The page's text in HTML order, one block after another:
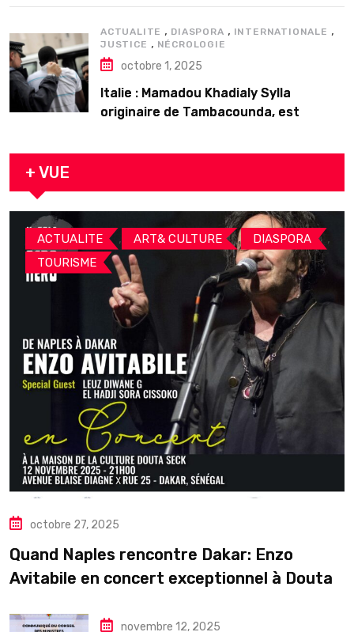
ACTUALITE , DIASPORA , INTERNATIONALE ,
JUSTICE , NÉCROLOGIE
octobre 1, 2025
Italie : Mamadou Khadialy Sylla
originaire de Tambacounda, est
+ VUE
ACTUALITE , ART& CULTURE , DIASPORA ,
TOURISME
octobre 27, 2025
Quand Naples rencontre Dakar: Enzo
Avitabile en concert exceptionnel à Douta
novembre 12, 2025